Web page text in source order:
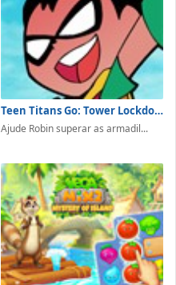
Teen Titans Go: Tower Lockdown
Ajude Robin superar as armadil...